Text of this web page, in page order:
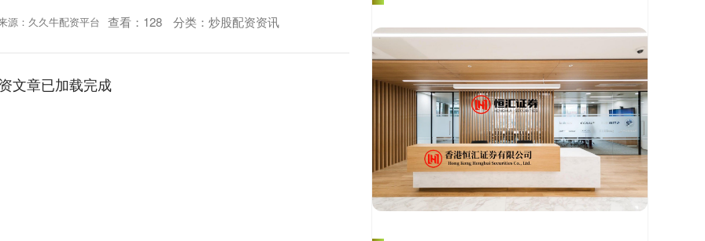
源：久久牛配资平台 查看： 128 分类： 炒股配资资讯
文章已加载完成